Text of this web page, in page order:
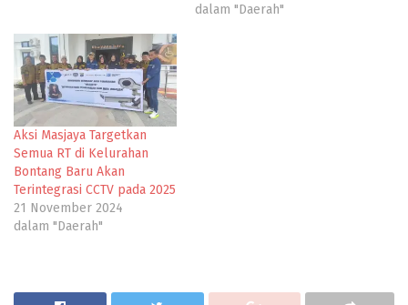
dalam "Daerah"
Aksi Masjaya Targetkan
Semua RT di Kelurahan
Bontang Baru Akan
Terintegrasi CCTV pada 2025
21 November 2024
dalam "Daerah"